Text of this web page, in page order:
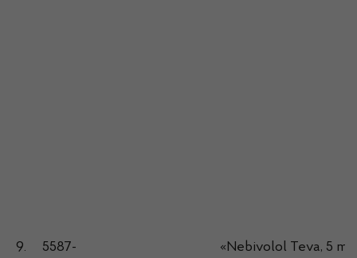
9.
5587-
«Nebivolol Teva, 5